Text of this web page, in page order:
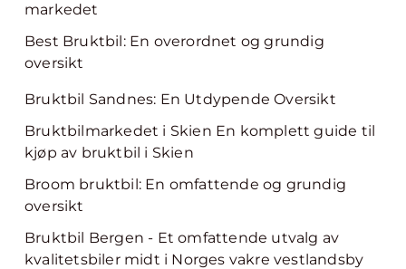
markedet
Best Bruktbil: En overordnet og grundig
oversikt
Bruktbil Sandnes: En Utdypende Oversikt
Bruktbilmarkedet i Skien En komplett guide til
kjøp av bruktbil i Skien
Broom bruktbil: En omfattende og grundig
oversikt
Bruktbil Bergen - Et omfattende utvalg av
kvalitetsbiler midt i Norges vakre vestlandsby